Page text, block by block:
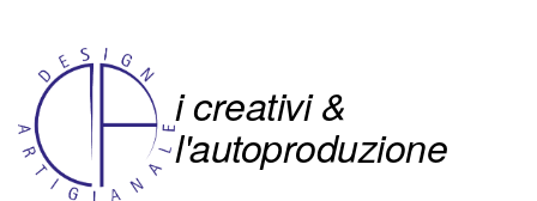
i creativi &
l'autoproduzione